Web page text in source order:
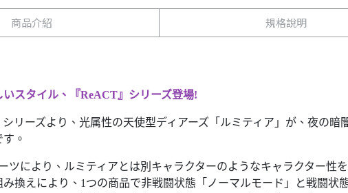
商品介紹 規格說明
スタイル、『ReACT』シリーズ登場!
シリーズより、光属性の天使型ディアーズ「ルミティア」が、夜の
。
ツにより、ルミティアとは別キャラクターのようなキャラクター性
換えにより、1つの商品で非戦闘状態「ノーマルモード」と戦闘状